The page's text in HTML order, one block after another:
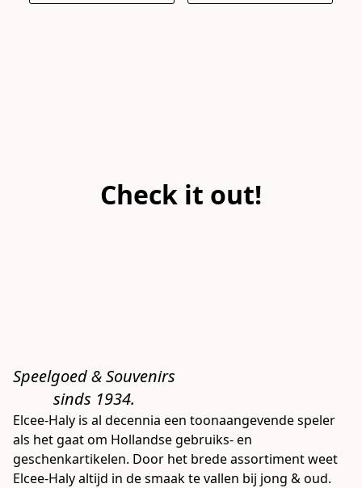
Check it out!
Speelgoed & Souvenirs
          sinds 1934.
Elcee-Haly is al decennia een toonaangevende speler
als het gaat om Hollandse gebruiks- en
geschenkartikelen. Door het brede assortiment weet
Elcee-Haly altijd in de smaak te vallen bij jong & oud.